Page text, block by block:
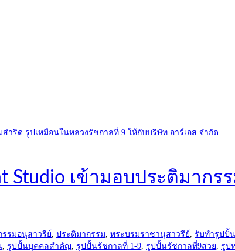
Studio เข้ามอบประติมาก
รรมอนุสาวรีย์, ประติมากรรม, พระบรมราชานุสาวรีย์, รับทำรูปปั้น
, รูปปั้นบุคคลสำคัญ, รูปปั้นรัชกาลที่ 1-9, รูปปั้นรัชกาลที่9สวย, รูป